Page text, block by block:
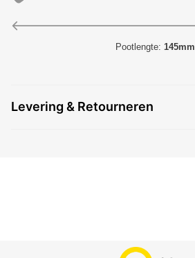
Pootlengte: 145mm
Levering & Retourneren